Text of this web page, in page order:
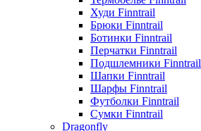
Худи Finntrail
Брюки Finntrail
Ботинки Finntrail
Перчатки Finntrail
Подшлемники Finntrail
Шапки Finntrail
Шарфы Finntrail
Футболки Finntrail
Сумки Finntrail
Dragonfly